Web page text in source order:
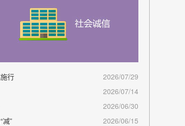
行
2026/07/29
2026/07/14
2026/06/30
减”
2026/06/15